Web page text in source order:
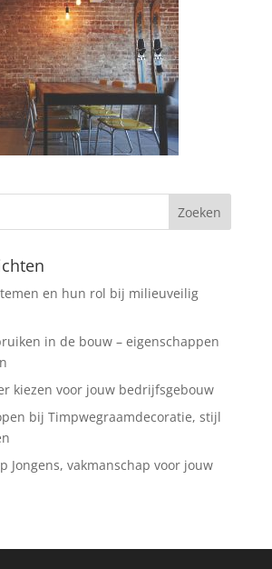
en hun rol bij milieuveilig
in de bouw – eigenschappen
kiezen voor jouw bedrijfsgebouw
bij Timpwegraamdecoratie, stijl
Jongens, vakmanschap voor jouw